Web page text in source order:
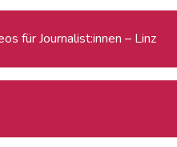
für Journalist:innen – Linz